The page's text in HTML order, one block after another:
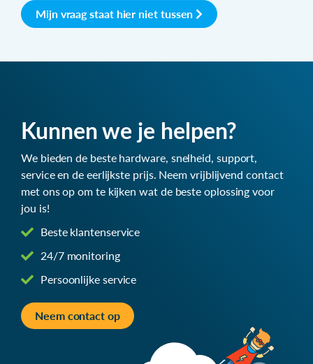
Mijn vraag staat hier niet tussen
Kunnen we je helpen?
We bieden de beste hardware, snelheid, support,
service en de eerlijkste prijs. Neem vrijblijvend contact
met ons op om te kijken wat de beste oplossing voor
jou is!
Beste klantenservice
24/7 monitoring
Persoonlijke service
Neem contact op